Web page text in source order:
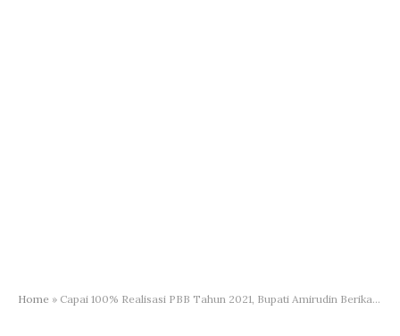
Home » Capai 100% Realisasi PBB Tahun 2021, Bupati Amirudin Berikan Penghargaan Kepada 14 Camat